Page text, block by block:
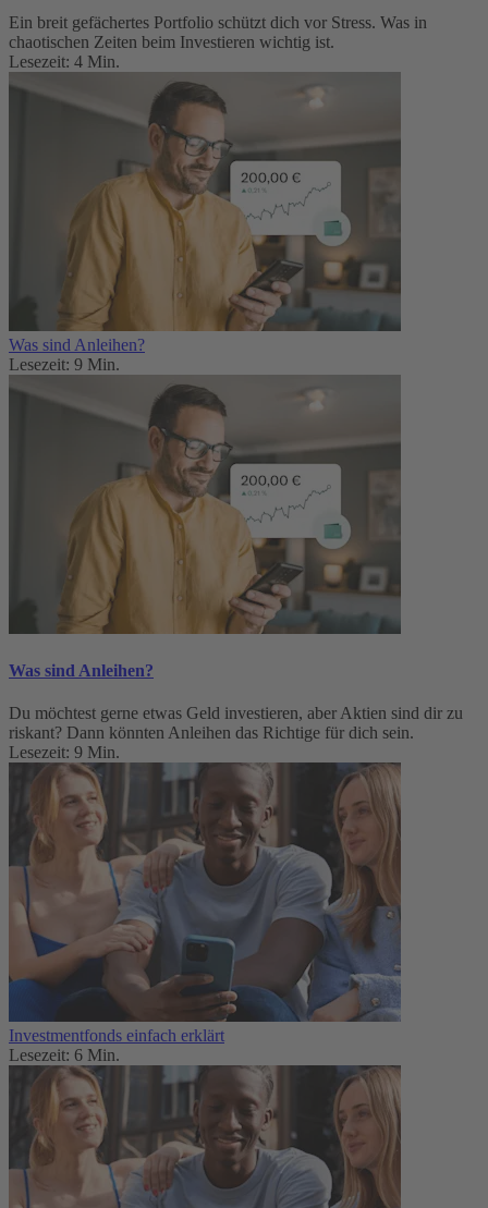
Ein breit gefächertes Portfolio schützt dich vor Stress. Was in
chaotischen Zeiten beim Investieren wichtig ist.
Lesezeit: 4 Min.
Was sind Anleihen?
Lesezeit: 9 Min.
Was sind Anleihen?
Du möchtest gerne etwas Geld investieren, aber Aktien sind dir zu
riskant? Dann könnten Anleihen das Richtige für dich sein.
Lesezeit: 9 Min.
Investmentfonds einfach erklärt
Lesezeit: 6 Min.